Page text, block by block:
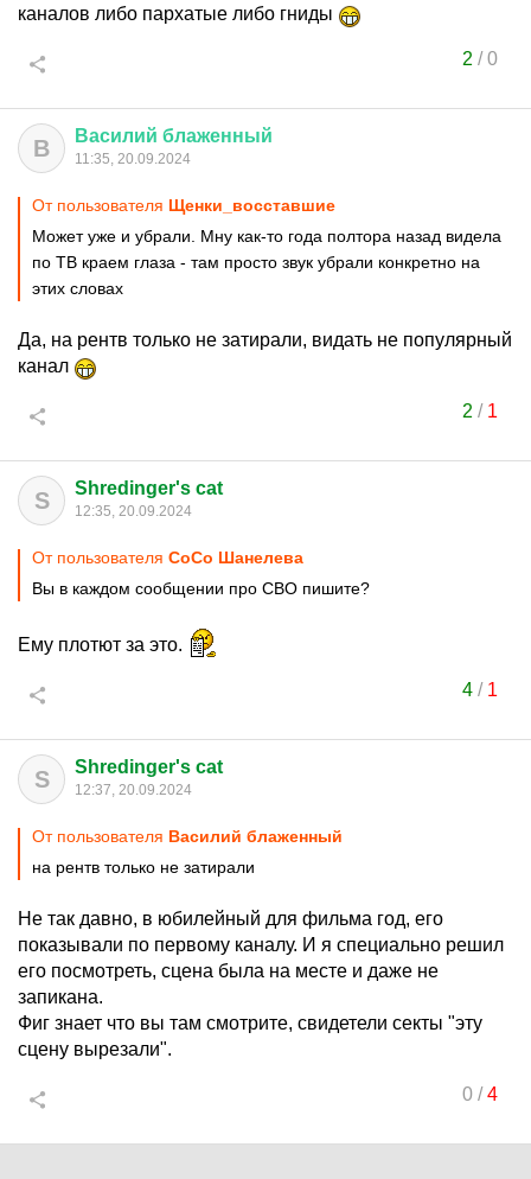
каналов либо пархатые либо гниды
2/ 0
В Василий блаженный
11:35, 20.09.2024
От пользователя Щенки_восставшие
Может уже и убрали. Мну как-то года полтора назад видела
по ТВ краем глаза - там просто звук убрали конкретно на
этих словах
Да, на рентв только не затирали, видать не популярный
канал
2/ 1
S Shredinger's cat
12:35, 20.09.2024
От пользователя CoCo Шанелева
Вы в каждом сообщении про СВО пишите?
Ему плотют за это.
4/ 1
S Shredinger's cat
12:37, 20.09.2024
От пользователя Василий блаженный
на рентв только не затирали
Не так давно, в юбилейный для фильма год, его
показывали по первому каналу. И я специально решил
его посмотреть, сцена была на месте и даже не
запикана.
Фиг знает что вы там смотрите, свидетели секты "эту
сцену вырезали".
0/ 4